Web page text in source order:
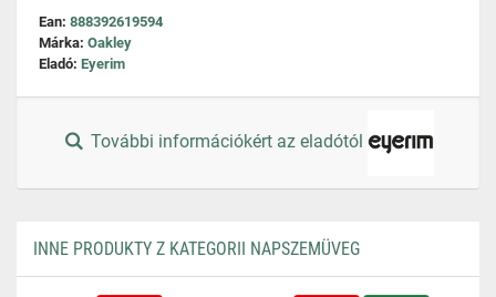
Ean: 888392619594
Márka: Oakley
Eladó: Eyerim
További információkért az eladótól
INNE PRODUKTY Z KATEGORII NAPSZEMÜVEG